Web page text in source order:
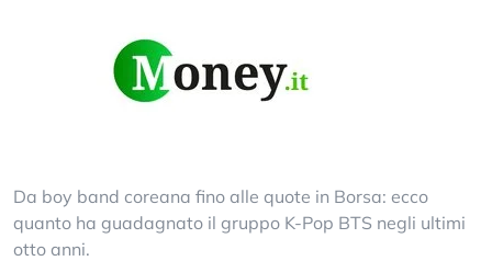
Da boy band coreana fino alle quote in Borsa: ecco
quanto ha guadagnato il gruppo K-Pop BTS negli ultimi
otto anni.